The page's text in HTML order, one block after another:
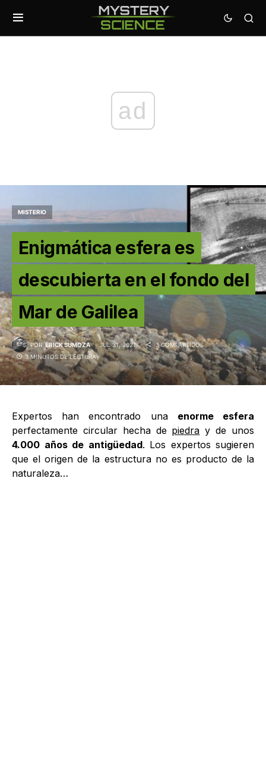
ad
MISTERIO
Enigmática esfera es
descubierta en el fondo del
Mar de Galilea
POR ERICK SUMOZA JUL 31, 2021
3 COMPARTIDOS
3 MINUTOS DE LECTURA
Expertos han encontrado una enorme esfera
perfectamente circular hecha de piedra y de unos
4.000 años de antigüedad. Los expertos sugieren
que el origen de la estructura no es producto de la
naturaleza…